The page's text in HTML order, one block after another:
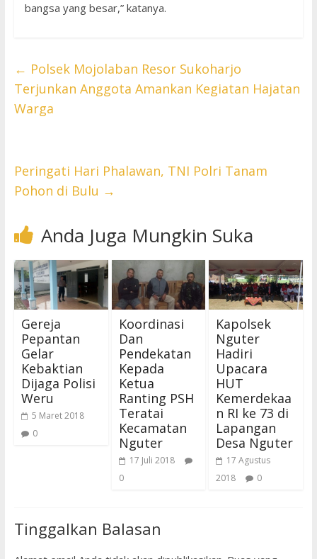
bangsa yang besar,” katanya.
← Polsek Mojolaban Resor Sukoharjo
Terjunkan Anggota Amankan Kegiatan Hajatan
Warga
Peringati Hari Phalawan, TNI Polri Tanam
Pohon di Bulu →
Anda Juga Mungkin Suka
Gereja
Pepantan
Gelar
Kebaktian
Dijaga Polisi
Weru
5 Maret 2018
0
Koordinasi
Dan
Pendekatan
Kepada
Ketua
Ranting PSH
Teratai
Kecamatan
Nguter
17 Juli 2018
0
Kapolsek
Nguter
Hadiri
Upacara
HUT
Kemerdekaa
n RI ke 73 di
Lapangan
Desa Nguter
17 Agustus
2018
0
Tinggalkan Balasan